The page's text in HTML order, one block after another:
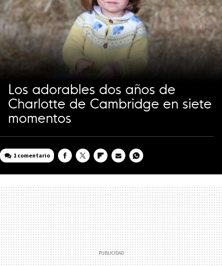
Los adorables dos años de
Charlotte de Cambridge en siete
momentos
1 comentario